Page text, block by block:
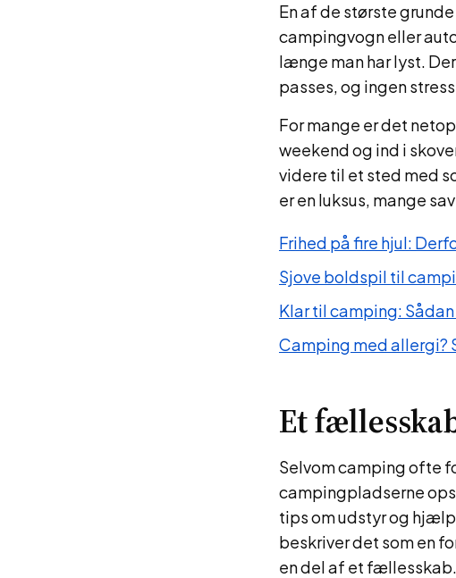
En af de største
campingvogn eller
længe man har lyst.
passes, og ingen
For mange er det
weekend og ind i
videre til et sted med
er en luksus, mange
Frihed på fire hjul:
Sjove boldspil til
Klar til camping:
Camping med allergi?
Et
Selvom camping ofte
campingpladserne
tips om udstyr og
beskriver det som en
en del af et fællesskab.